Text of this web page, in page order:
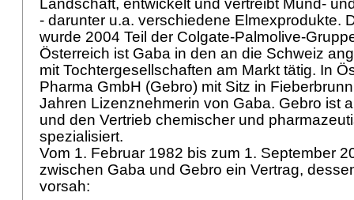
Landschaft, entwickelt und vertreibt Mund-
- darunter u.a. verschiedene Elmexprodukte.
wurde 2004 Teil der Colgate-Palmolive-
Österreich ist Gaba in den an die Schweiz
mit Tochtergesellschaften am Markt tätig. In
Pharma GmbH (Gebro) mit Sitz in
Jahren Lizenznehmerin von Gaba. Gebro ist
und den Vertrieb chemischer und
spezialisiert.
Vom 1. Februar 1982 bis zum 1. September
zwischen Gaba und Gebro ein Vertrag,
vorsah: